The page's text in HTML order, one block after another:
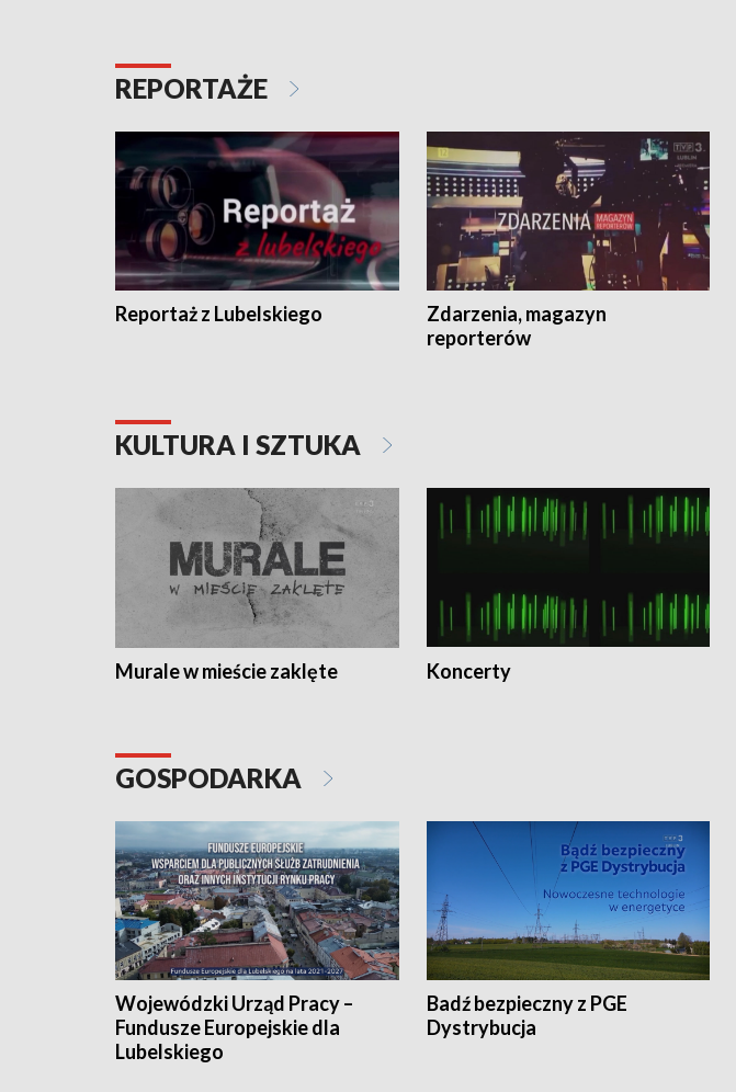
REPORTAŻE
Reportaż z Lubelskiego
Zdarzenia, magazyn
reporterów
KULTURA I SZTUKA
Murale w mieście zaklęte Koncerty
GOSPODARKA
Wojewódzki Urząd Pracy –
Fundusze Europejskie dla
Lubelskiego
Badź bezpieczny z PGE
Dystrybucja